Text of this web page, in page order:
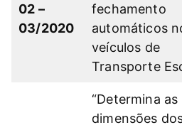
02 –
03/2020
fechamento
automáticos
veículos de
Transporte
“Determina as
dimensões